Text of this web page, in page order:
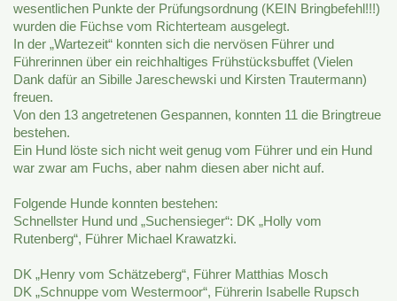
wesentlichen Punkte der Prüfungsordnung (KEIN Bringbefehl!!!)
wurden die Füchse vom Richterteam ausgelegt.
In der „Wartezeit“ konnten sich die nervösen Führer und
Führerinnen über ein reichhaltiges Frühstücksbuffet (Vielen
Dank dafür an Sibille Jareschewski und Kirsten Trautermann)
freuen.
Von den 13 angetretenen Gespannen, konnten 11 die Bringtreue
bestehen.
Ein Hund löste sich nicht weit genug vom Führer und ein Hund
war zwar am Fuchs, aber nahm diesen aber nicht auf.
Folgende Hunde konnten bestehen:
Schnellster Hund und „Suchensieger“: DK „Holly vom
Rutenberg“, Führer Michael Krawatzki.
DK „Henry vom Schätzeberg“, Führer Matthias Mosch
DK „Schnuppe vom Westermoor“, Führerin Isabelle Rupsch